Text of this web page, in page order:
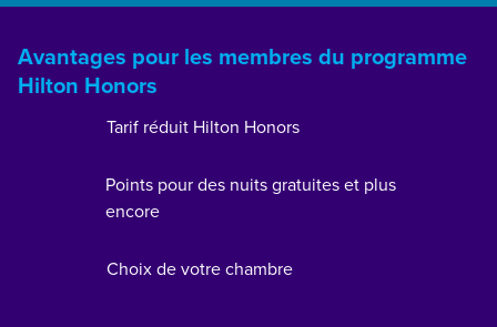
Avantages pour les membres du programme
Hilton Honors
Tarif réduit Hilton Honors
Points pour des nuits gratuites et plus
encore
Choix de votre chambre